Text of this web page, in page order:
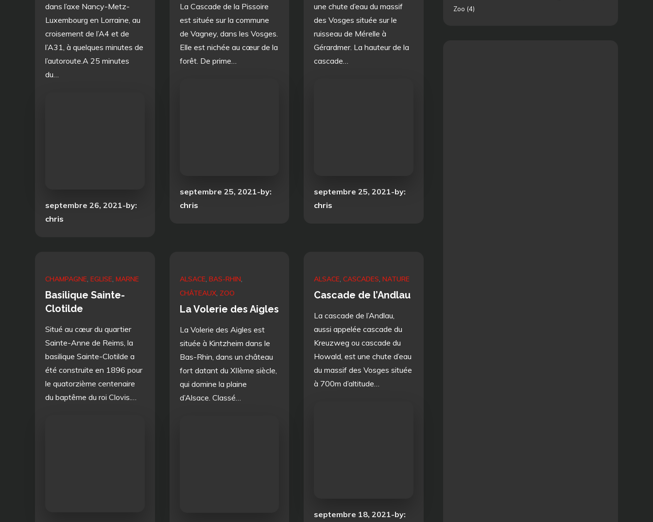
dans l’axe Nancy-Metz-
Luxembourg en Lorraine, au
croisement de l’A4 et de
l’A31, à quelques minutes de
l’autoroute.A 25 minutes
du…
Posted
on
septembre 26, 2021 by:
chris
La Cascade de la Pissoire
est située sur la commune
de Vagney, dans les Vosges.
Elle est nichée au cœur de la
forêt. De prime…
Posted
on
septembre 25, 2021 by:
chris
une chute d’eau du massif
des Vosges située sur le
ruisseau de Mérelle à
Gérardmer. La hauteur de la
cascade…
Posted
on
septembre 25, 2021 by:
chris
CHAMPAGNE EGLISE MARNE
Basilique Sainte-
Clotilde
Situé au cœur du quartier
Sainte-Anne de Reims, la
basilique Sainte-Clotilde a
été construite en 1896 pour
le quatorzième centenaire
du baptême du roi Clovis.…
ALSACE BAS-RHIN
CHÂTEAUX ZOO
La Volerie des Aigles
La Volerie des Aigles est
située à Kintzheim dans le
Bas-Rhin, dans un château
fort datant du XIIème siècle,
qui domine la plaine
d’Alsace. Classé…
ALSACE CASCADES NATURE
Cascade de l’Andlau
La cascade de l’Andlau,
aussi appelée cascade du
Kreuzweg ou cascade du
Howald, est une chute d’eau
du massif des Vosges située
à 700m d’altitude…
Posted
septembre 18, 2021 by:
Zoo (4)